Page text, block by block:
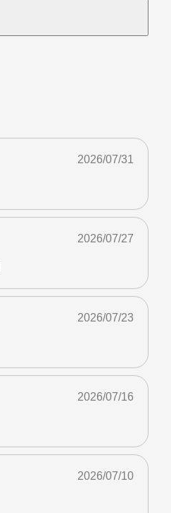
2026/07/31
2026/07/27
2026/07/23
2026/07/16
2026/07/10